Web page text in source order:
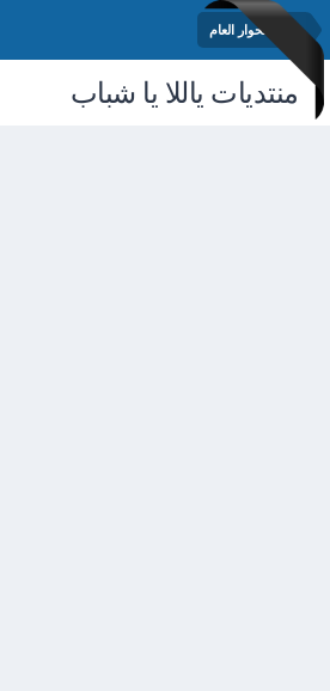
منتدى الحوار العام
منتديات ياللا يا شباب